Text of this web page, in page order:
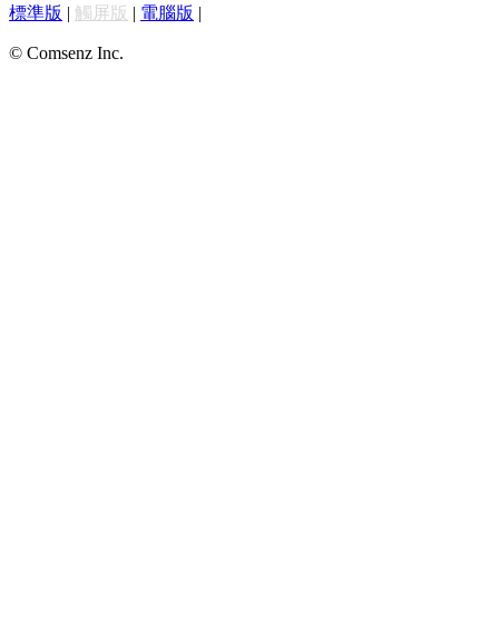
標準版 | 觸屏版 | 電腦版 |
© Comsenz Inc.